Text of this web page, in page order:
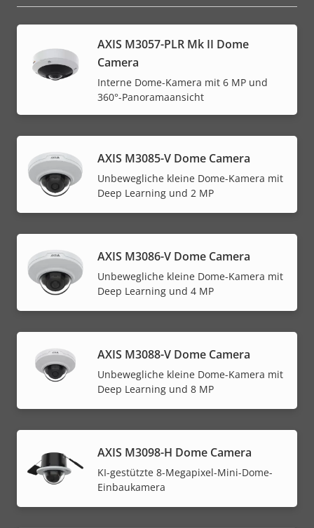
AXIS M3057-PLR Mk II Dome
Camera
Interne Dome-Kamera mit 6 MP und
360°-Panoramaansicht
AXIS M3085-V Dome Camera
Unbewegliche kleine Dome-Kamera mit
Deep Learning und 2 MP
AXIS M3086-V Dome Camera
Unbewegliche kleine Dome-Kamera mit
Deep Learning und 4 MP
AXIS M3088-V Dome Camera
Unbewegliche kleine Dome-Kamera mit
Deep Learning und 8 MP
AXIS M3098-H Dome Camera
KI-gestützte 8-Megapixel-Mini-Dome-
Einbaukamera